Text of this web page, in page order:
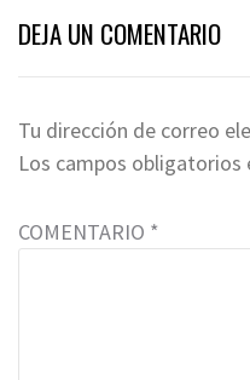
DEJA UN COMENTARIO
Tu dirección de correo
Los campos obligatorios
COMENTARIO *